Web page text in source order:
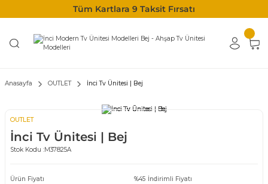
Tüm Kartlara 9 Taksit Fırsatı
Anasayfa OUTLET İnci Tv Ünitesi | Bej
OUTLET
İnci Tv Ünitesi | Bej
Stok Kodu :M37825A
Ürün Fiyatı %45 İndirimli Fiyatı